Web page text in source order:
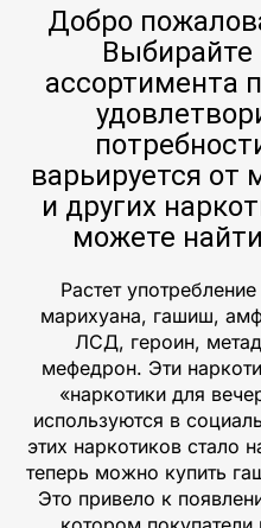
Добро
Выбирайте
ассортимента
варьируется
и других
можете
Растет
марихуана, гашиш,
ЛСД, героин,
мефедрон. Эти
«наркотики для
используются в
этих наркотиков стало
теперь можно купить
Это привело к